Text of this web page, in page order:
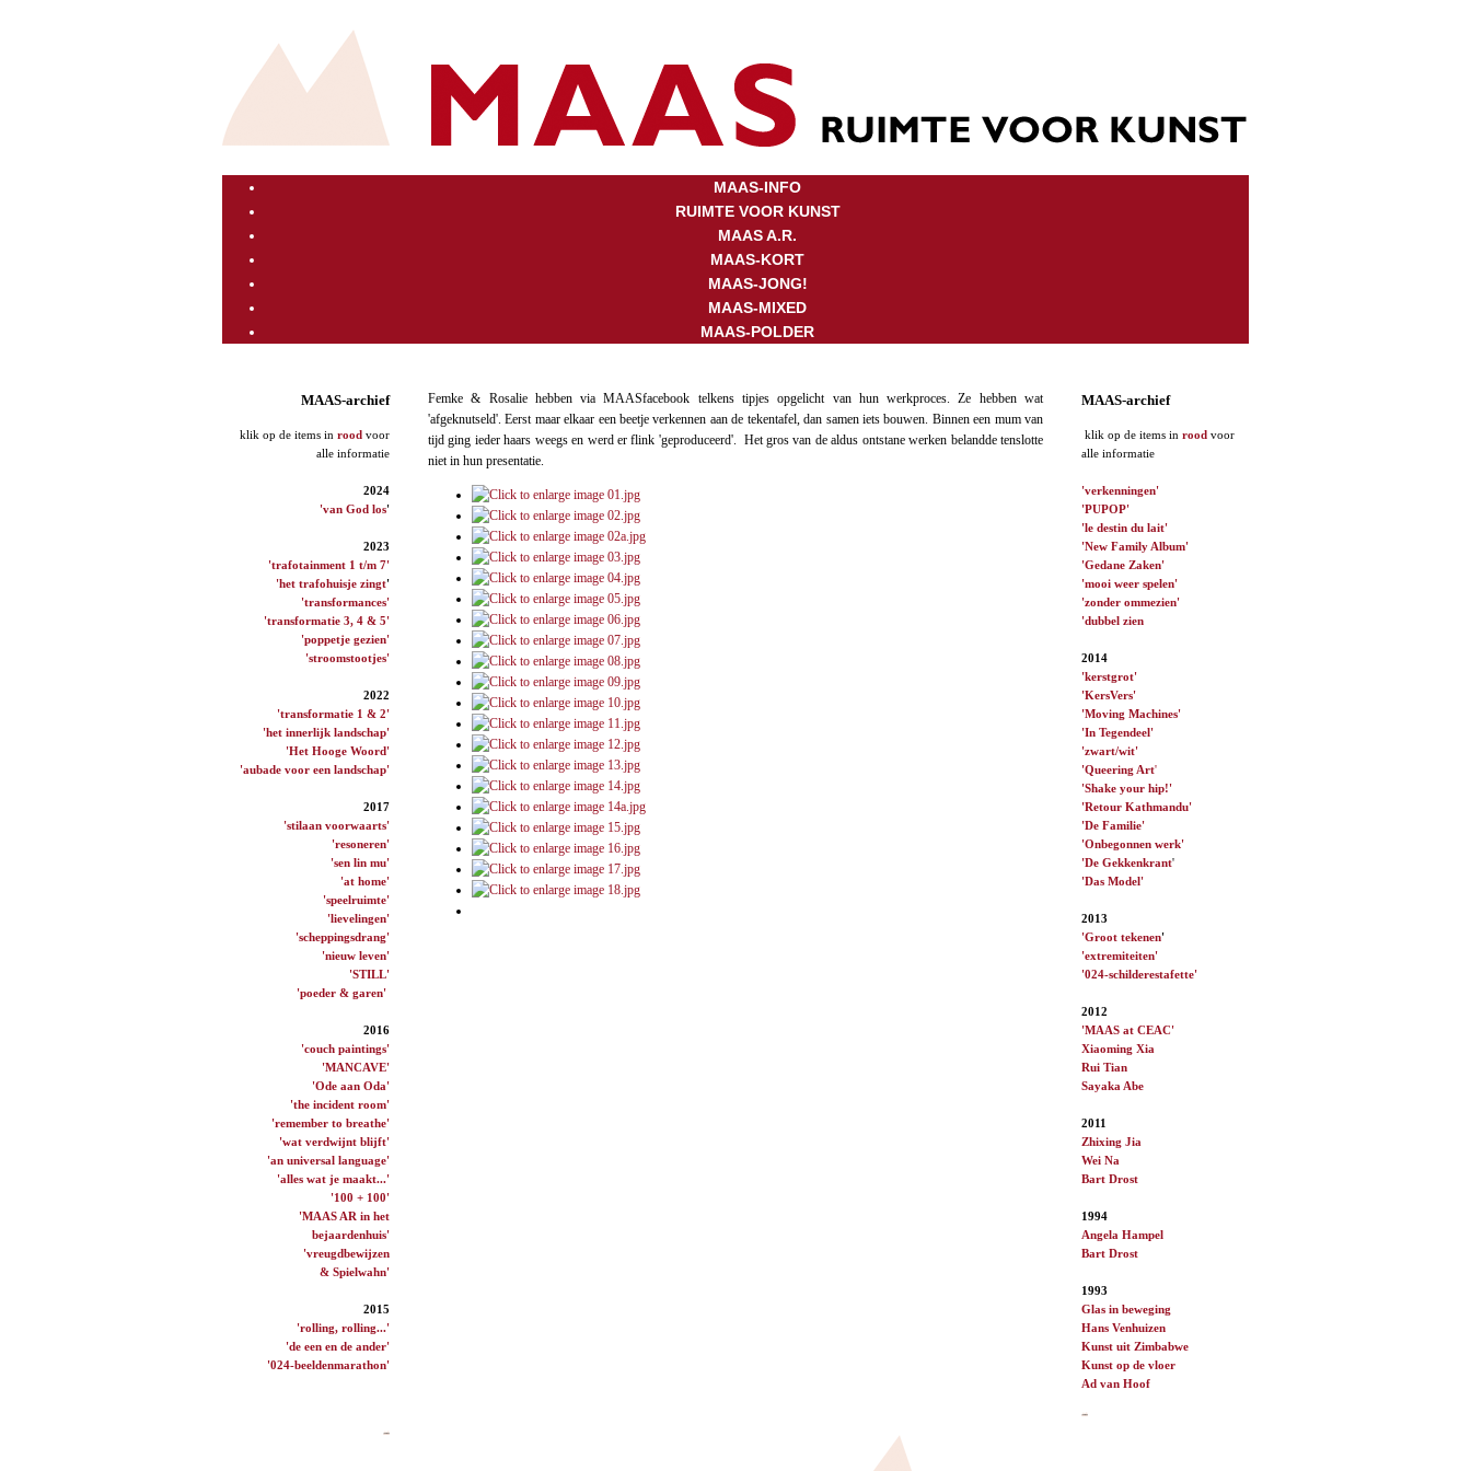
MAAS-INFO
RUIMTE VOOR KUNST
MAAS A.R.
MAAS-KORT
MAAS-JONG!
MAAS-MIXED
MAAS-POLDER
MAAS-archief
klik op de items in rood voor
alle informatie
2024
'van God los'
2023
'trafotainment 1 t/m 7'
'het trafohuisje zingt'
'transformances'
'transformatie 3, 4 & 5'
'poppetje gezien'
'stroomstootjes'
2022
'transformatie 1 & 2'
'het innerlijk landschap'
'Het Hooge Woord'
'aubade voor een landschap'
2017
'stilaan voorwaarts'
'resoneren'
'sen lin mu'
'at home'
'speelruimte'
'lievelingen'
'scheppingsdrang'
'nieuw leven'
'STILL'
'poeder & garen'
2016
'couch paintings'
'MANCAVE'
'Ode aan Oda'
'the incident room'
'remember to breathe'
'wat verdwijnt blijft'
'an universal language'
'alles wat je maakt...'
'100 + 100'
'MAAS AR in het
bejaardenhuis'
'vreugdbewijzen
& Spielwahn'
2015
'rolling, rolling...'
'de een en de ander'
'024-beeldenmarathon'
Femke & Rosalie hebben via MAASfacebook telkens tipjes opgelicht van hun werkproces. Ze hebben wat
'afgeknutseld'. Eerst maar elkaar een beetje verkennen aan de tekentafel, dan samen iets bouwen. Binnen een mum van
tijd ging ieder haars weegs en werd er flink 'geproduceerd'. Het gros van de aldus ontstane werken belandde tenslotte
niet in hun presentatie.
MAAS-archief
klik op de items in rood voor
alle informatie
'verkenningen'
'PUPOP'
'le destin du lait'
'New Family Album'
'Gedane Zaken'
'mooi weer spelen'
'zonder ommezien'
'dubbel zien
2014
'kerstgrot'
'KersVers'
'Moving Machines'
'In Tegendeel'
'zwart/wit'
'Queering Art'
'Shake your hip!'
'Retour Kathmandu'
'De Familie'
'Onbegonnen werk'
'De Gekkenkrant'
'Das Model'
2013
'Groot tekenen'
'extremiteiten'
'024-schilderestafette'
2012
'MAAS at CEAC'
Xiaoming Xia
Rui Tian
Sayaka Abe
2011
Zhixing Jia
Wei Na
Bart Drost
1994
Angela Hampel
Bart Drost
1993
Glas in beweging
Hans Venhuizen
Kunst uit Zimbabwe
Kunst op de vloer
Ad van Hoof